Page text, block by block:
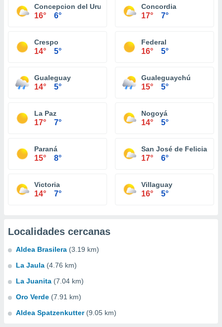
Concepcion del Uruguay
16° 6°
Concordia
17° 7°
Crespo
14° 5°
Federal
16° 5°
Gualeguay
14° 5°
Gualeguaychú
15° 5°
La Paz
17° 7°
Nogoyá
14° 5°
Paraná
15° 8°
San José de Feliciano
17° 6°
Victoria
14° 7°
Villaguay
16° 5°
Localidades cercanas
Aldea Brasilera (3.19 km)
La Jaula (4.76 km)
La Juanita (7.04 km)
Oro Verde (7.91 km)
Aldea Spatzenkutter (9.05 km)